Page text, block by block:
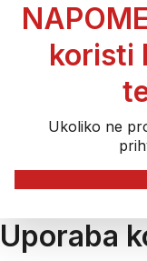
koristi
Ukoliko ne
Uporaba